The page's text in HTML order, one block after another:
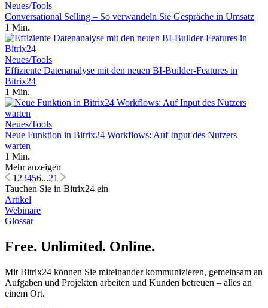
Neues/Tools
Conversational Selling – So verwandeln Sie Gespräche in Umsatz
1 Min.
Neues/Tools
Effiziente Datenanalyse mit den neuen BI-Builder-Features in
Bitrix24
1 Min.
Neues/Tools
Neue Funktion in Bitrix24 Workflows: Auf Input des Nutzers
warten
1 Min.
Mehr anzeigen
123456...21
Tauchen Sie in Bitrix24 ein
Artikel
Webinare
Glossar
Free. Unlimited. Online.
Mit Bitrix24 können Sie miteinander kommunizieren, gemeinsam an
Aufgaben und Projekten arbeiten und Kunden betreuen – alles an
einem Ort.